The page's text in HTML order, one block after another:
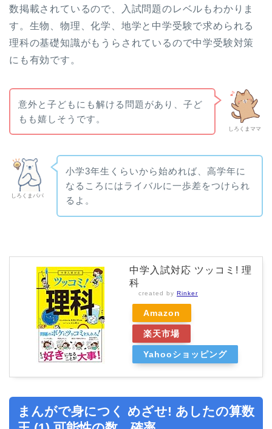
数掲載されているので、入試問題のレベルもわかりま
す。生物、物理、化学、地学と中学受験で求められる
理科の基礎知識がもうらされているので中学受験対策
にも有効です。
しろくまママ
意外と子どもにも解ける問題があり、子ど
もも嬉しそうです。
しろくまパパ
小学3年生くらいから始めれば、高学年に
なるころにはライバルに一歩差をつけられ
るよ。
中学入試対応 ツッコミ! 理
科
created by Rinker
Amazon
楽天市場
Yahooショッピング
まんがで身につく めざせ! あしたの算数